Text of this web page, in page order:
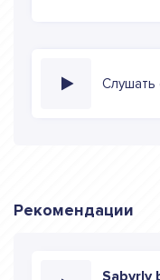
Слушать
Рекомендации
Sabyrly